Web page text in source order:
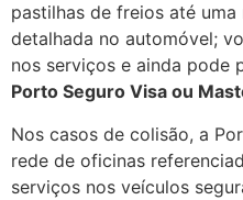
pastilhas de freios até
detalhada no automóvel;
nos serviços e ainda pode
Porto Seguro Visa ou
Nos casos de colisão, a
rede de oficinas
serviços nos veículos